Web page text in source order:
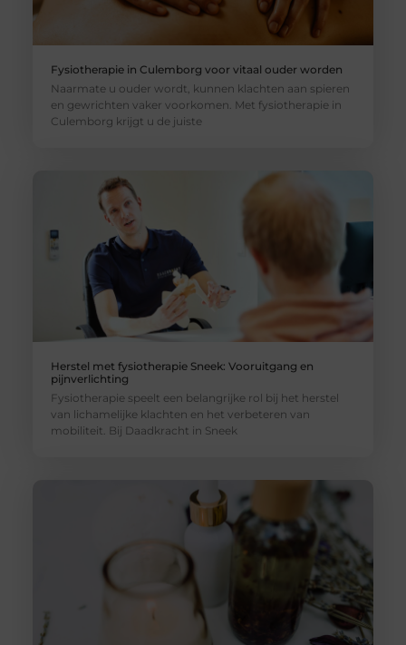
Fysiotherapie in Culemborg voor vitaal ouder worden
Naarmate u ouder wordt, kunnen klachten aan spieren
en gewrichten vaker voorkomen. Met fysiotherapie in
Culemborg krijgt u de juiste
Herstel met fysiotherapie Sneek: Vooruitgang en
pijnverlichting
Fysiotherapie speelt een belangrijke rol bij het herstel
van lichamelijke klachten en het verbeteren van
mobiliteit. Bij Daadkracht in Sneek